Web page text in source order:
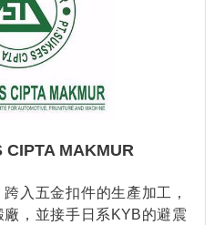
CIPTA MAKMUR
入五金扣件的生產加工，
，並接手日系KYB的避震